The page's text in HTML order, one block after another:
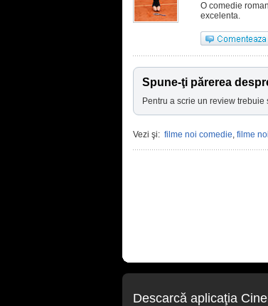
O comedie
excelenta.
Spune-ţi părerea
Pentru a scrie un review trebuie
Vezi şi: filme noi comedie, filme
Descarcă aplicaţia